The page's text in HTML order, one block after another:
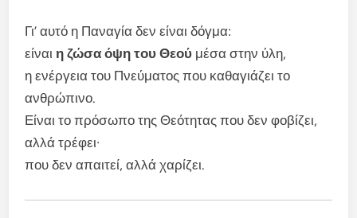
Γι’ αυτό η Παναγία δεν είναι δόγμα:
είναι η ζώσα όψη του Θεού μέσα στην ύλη,
η ενέργεια του Πνεύματος που καθαγιάζει το
ανθρώπινο.
Είναι το πρόσωπο της Θεότητας που δεν φοβίζει,
αλλά τρέφει·
που δεν απαιτεί, αλλά χαρίζει.